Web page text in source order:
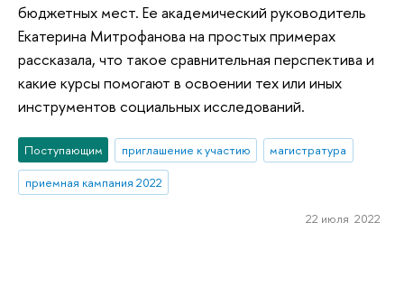
бюджетных мест. Ее академический руководитель
Екатерина Митрофанова на простых примерах
рассказала, что такое сравнительная перспектива и
какие курсы помогают в освоении тех или иных
инструментов социальных исследований.
Поступающим приглашение к участию
магистратура
приемная кампания 2022
22 июля 2022